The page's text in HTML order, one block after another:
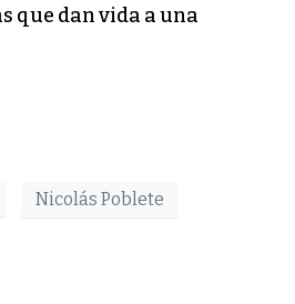
que dan vida a una
Nicolás Poblete